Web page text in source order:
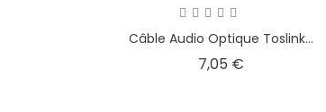
Câble Audio Optique Toslink...
7,05 €